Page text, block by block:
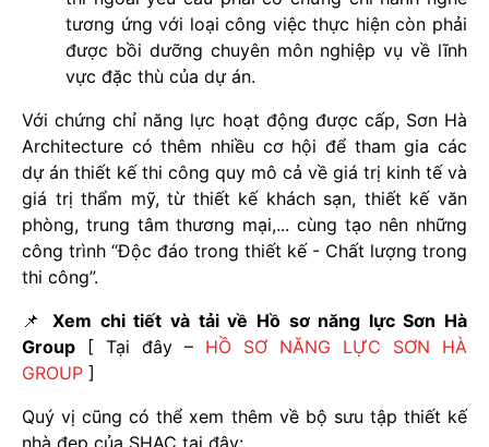
tương ứng với loại công việc thực hiện còn phải
được bồi dưỡng chuyên môn nghiệp vụ về lĩnh
vực đặc thù của dự án.
Với chứng chỉ năng lực hoạt động được cấp, Sơn Hà
Architecture có thêm nhiều cơ hội để tham gia các
dự án thiết kế thi công quy mô cả về giá trị kinh tế và
giá trị thẩm mỹ, từ thiết kế khách sạn, thiết kế văn
phòng, trung tâm thương mại,... cùng tạo nên những
công trình “Độc đáo trong thiết kế - Chất lượng trong
thi công”.
📌Xem chi tiết và tải về Hồ sơ năng lực Sơn Hà
Group [ Tại đây – HỒ SƠ NĂNG LỰC SƠN HÀ
GROUP ]
Quý vị cũng có thể xem thêm về bộ sưu tập thiết kế